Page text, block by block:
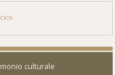
culturale